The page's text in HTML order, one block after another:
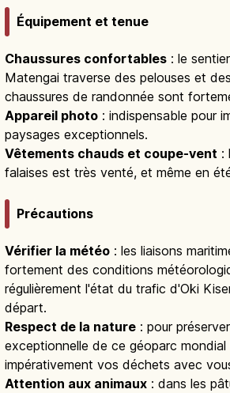
Équipement et tenue
Chaussures confortables : le
Matengai traverse des pelouses et
chaussures de randonnée sont
Appareil photo : indispensable pour
paysages exceptionnels.
Vêtements chauds et coupe-vent :
falaises est très venté, et même en
Précautions
Vérifier la météo : les liaisons
fortement des conditions
régulièrement l'état du trafic d'Oki
départ.
Respect de la nature : pour
exceptionnelle de ce géoparc mondial
impérativement vos déchets avec
Attention aux animaux : dans les